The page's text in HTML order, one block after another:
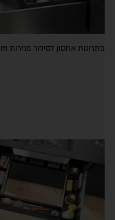
פתרונות אחסון לסידור מגירות Blum